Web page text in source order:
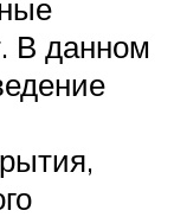
В данном